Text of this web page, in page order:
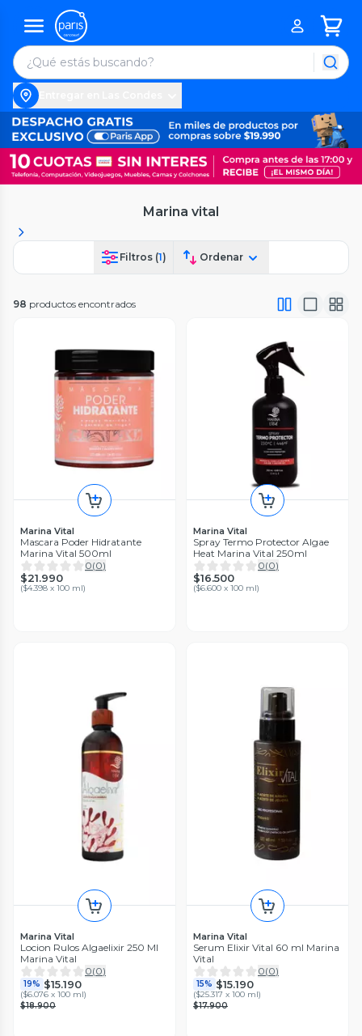
Marina vital
Filtros (1) Ordenar
98 productos encontrados
Marina Vital
Mascara Poder Hidratante
Marina Vital 500ml
0(0)
$21.990
($4.398 x 100 ml)
Marina Vital
Spray Termo Protector Algae
Heat Marina Vital 250ml
0(0)
$16.500
($6.600 x 100 ml)
Marina Vital
Locion Rulos Algaelixir 250 Ml
Marina Vital
0(0)
19% $15.190
($6.076 x 100 ml)
$18.900
Marina Vital
Serum Elixir Vital 60 ml Marina
Vital
0(0)
15% $15.190
($25.317 x 100 ml)
$17.900